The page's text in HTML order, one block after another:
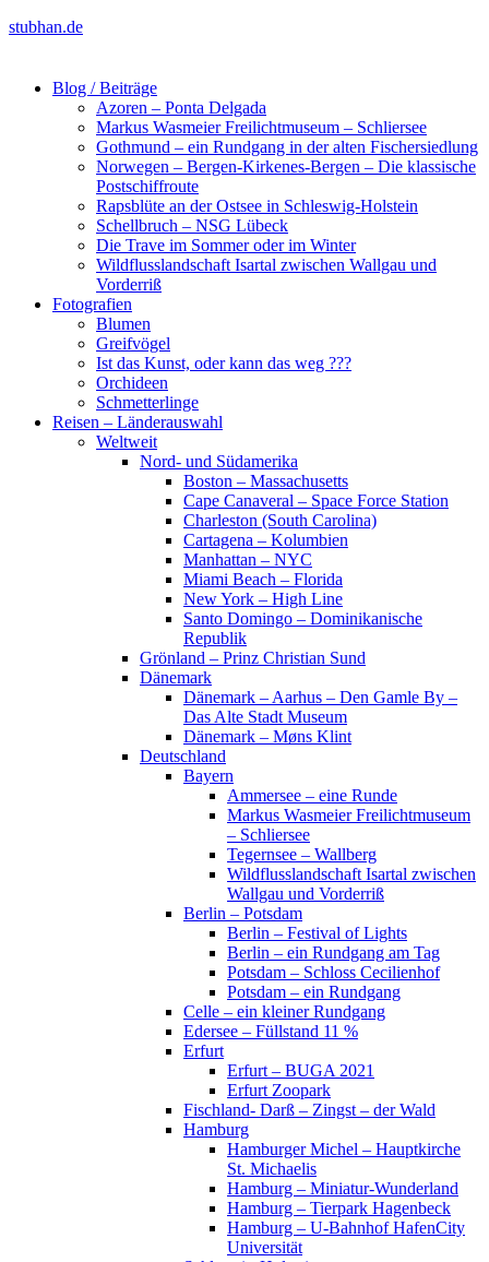
stubhan.de
Blog / Beiträge
Azoren – Ponta Delgada
Markus Wasmeier Freilichtmuseum – Schliersee
Gothmund – ein Rundgang in der alten Fischersiedlung
Norwegen – Bergen-Kirkenes-Bergen – Die klassische
Postschiffroute
Rapsblüte an der Ostsee in Schleswig-Holstein
Schellbruch – NSG Lübeck
Die Trave im Sommer oder im Winter
Wildflusslandschaft Isartal zwischen Wallgau und
Vorderriß
Fotografien
Blumen
Greifvögel
Ist das Kunst, oder kann das weg ???
Orchideen
Schmetterlinge
Reisen – Länderauswahl
Weltweit
Nord- und Südamerika
Boston – Massachusetts
Cape Canaveral – Space Force Station
Charleston (South Carolina)
Cartagena – Kolumbien
Manhattan – NYC
Miami Beach – Florida
New York – High Line
Santo Domingo – Dominikanische
Republik
Grönland – Prinz Christian Sund
Dänemark
Dänemark – Aarhus – Den Gamle By –
Das Alte Stadt Museum
Dänemark – Møns Klint
Deutschland
Bayern
Ammersee – eine Runde
Markus Wasmeier Freilichtmuseum
– Schliersee
Tegernsee – Wallberg
Wildflusslandschaft Isartal zwischen
Wallgau und Vorderriß
Berlin – Potsdam
Berlin – Festival of Lights
Berlin – ein Rundgang am Tag
Potsdam – Schloss Cecilienhof
Potsdam – ein Rundgang
Celle – ein kleiner Rundgang
Edersee – Füllstand 11 %
Erfurt
Erfurt – BUGA 2021
Erfurt Zoopark
Fischland- Darß – Zingst – der Wald
Hamburg
Hamburger Michel – Hauptkirche
St. Michaelis
Hamburg – Miniatur-Wunderland
Hamburg – Tierpark Hagenbeck
Hamburg – U-Bahnhof HafenCity
Universität